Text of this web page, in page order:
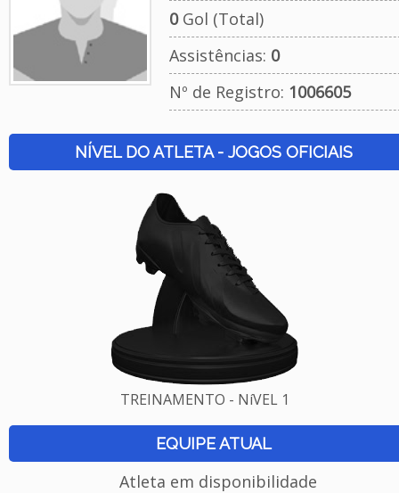
0Gol (Total)
Assistências: 0
Nº de Registro: 1006605
NÍVEL DO ATLETA - JOGOS OFICIAIS
TREINAMENTO - NíVEL 1
EQUIPE ATUAL
Atleta em disponibilidade